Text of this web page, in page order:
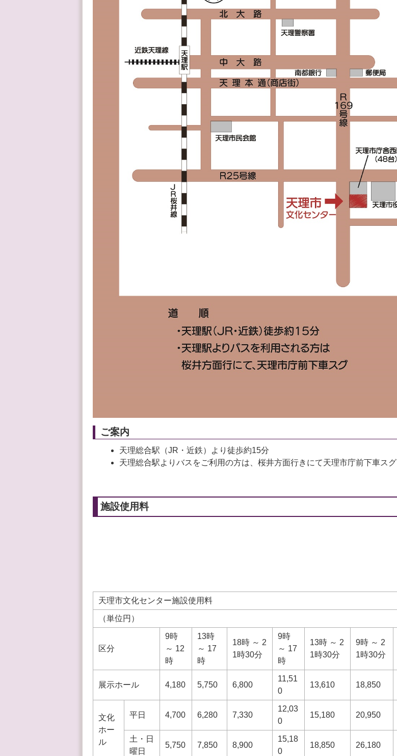
ご案内
天理総合駅（JR・近鉄）より徒歩約15分
天理総合駅よりバスをご利用の方は、桜井方面行きにて天理市庁前下車スグ
施設使用料
天理市文化センター施設使用料
（単位円）
区分
9時
～ 12
時
13時
～ 17
時
18時 ～ 2
1時30分
9時
～ 17
時
13時 ～ 2
1時30分
9時 ～ 2
1時30分
展示ホール 4,180 5,750 6,800
11,51
0
13,610 18,850
文化
ホー
ル
平日 4,700 6,280 7,330
12,03
0
15,180 20,950
土・日
曜日
5,750 7,850 8,900
15,18
0
18,850 26,180